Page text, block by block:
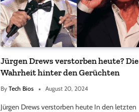
Jürgen Drews verstorben heute? Die
Wahrheit hinter den Gerüchten
By Tech Bios August 20, 2024
Jürgen Drews verstorben heute In den letzten